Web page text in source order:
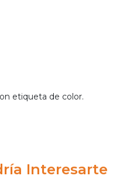
etiqueta de color.
Interesarte